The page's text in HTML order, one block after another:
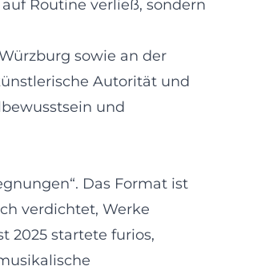
Routine verließ, sondern
sowie an der
Autorität und
und
Das Format ist
verdichtet, Werke
2025 startete furios,